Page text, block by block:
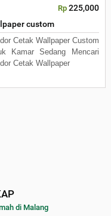
Rp 225,000
custom
Cetak Wallpaper Custom
Kamar Sedang Mencari
Cetak Wallpaper
di Malang